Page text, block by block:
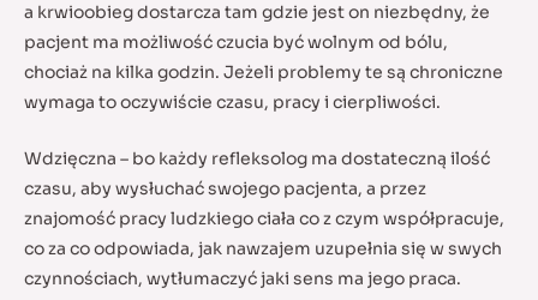
a krwioobieg dostarcza tam gdzie jest on niezbędny, że
pacjent ma możliwość czucia być wolnym od bólu,
chociaż na kilka godzin. Jeżeli problemy te są chroniczne
wymaga to oczywiście czasu, pracy i cierpliwości.
Wdzięczna – bo każdy refleksolog ma dostateczną ilość
czasu, aby wysłuchać swojego pacjenta, a przez
znajomość pracy ludzkiego ciała co z czym współpracuje,
co za co odpowiada, jak nawzajem uzupełnia się w swych
czynnościach, wytłumaczyć jaki sens ma jego praca.